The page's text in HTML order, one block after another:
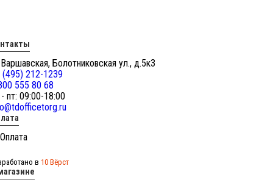
Болотниковская ул., д.5к3
(495) 212-1239
555 80 68
пт: 09:00-18:00
в 10 Вёрст